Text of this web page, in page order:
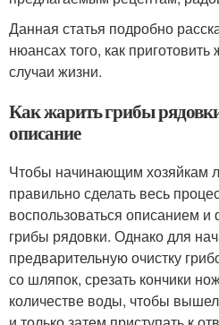
Данная статья подробно
нюансах того, как
случаи жизни.
Как жарить грибы
описание
Чтобы начинающим хозяйкам
правильно сделать весь
воспользоваться описанием и
грибы рядовки. Однако для
предварительную очистку
со шляпок, срезать кончики
количестве воды, чтобы